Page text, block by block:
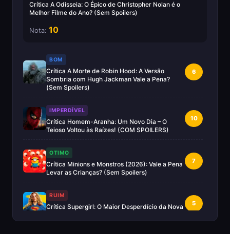
Crítica A Odisseia: O Épico de Christopher Nolan é o
Melhor Filme do Ano? (Sem Spoilers)
Nota: 10
BOM
Crítica A Morte de Robin Hood: A Versão
Sombria com Hugh Jackman Vale a Pena?
(Sem Spoilers)
6
IMPERDÍVEL
Crítica Homem-Aranha: Um Novo Dia – O
Teioso Voltou às Raízes! (COM SPOILERS)
10
OTIMO
Crítica Minions e Monstros (2026): Vale a Pena
Levar as Crianças? (Sem Spoilers)
7
RUIM
Crítica Supergirl: O Maior Desperdício da Nova
5